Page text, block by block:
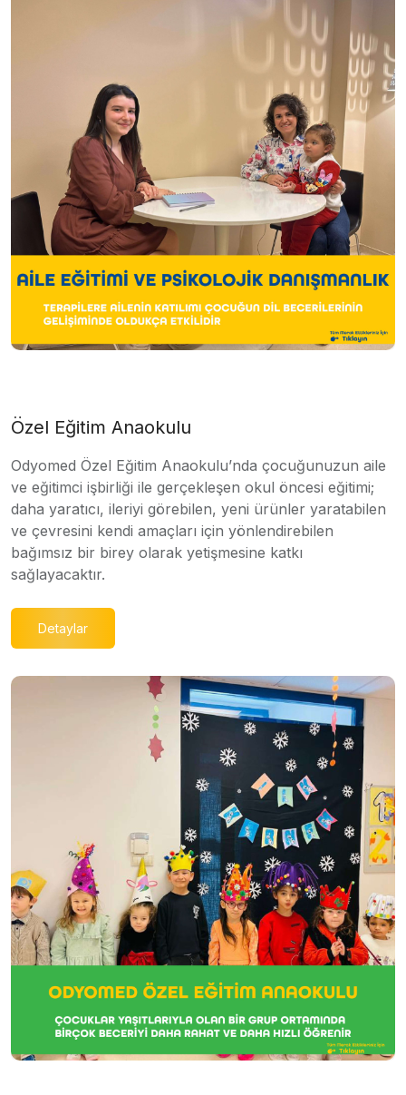
Özel Eğitim Anaokulu
Odyomed Özel Eğitim Anaokulu’nda çocuğunuzun aile
ve eğitimci işbirliği ile gerçekleşen okul öncesi eğitimi;
daha yaratıcı, ileriyi görebilen, yeni ürünler yaratabilen
ve çevresini kendi amaçları için yönlendirebilen
bağımsız bir birey olarak yetişmesine katkı
sağlayacaktır.
Detaylar